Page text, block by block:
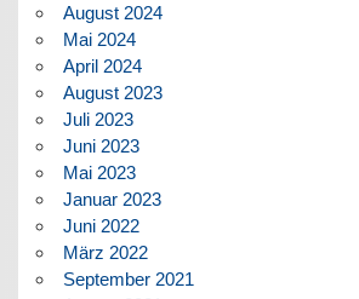
August 2024
Mai 2024
April 2024
August 2023
Juli 2023
Juni 2023
Mai 2023
Januar 2023
Juni 2022
März 2022
September 2021